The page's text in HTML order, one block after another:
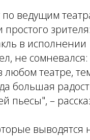
ведущим
в исполнении
не сомневался:
любом театре,
большая
пьесы", –
выводятся